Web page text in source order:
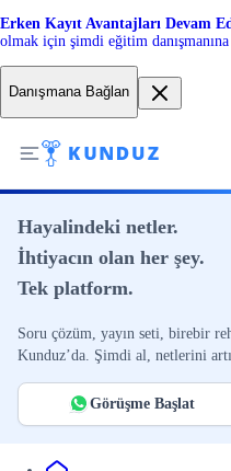
Erken Kayıt Avantajları Devam
olmak için şimdi eğitim
Danışmana Bağlan
Hayalindeki netler.
İhtiyacın olan her şey.
Tek platform.
Soru çözüm, yayın seti, birebir
Kunduz’da. Şimdi al, netlerini
Görüşme Başlat